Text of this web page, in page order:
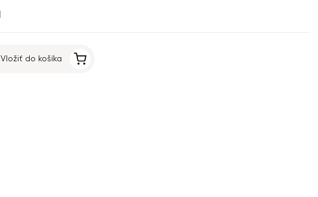
Vložiť do košíka